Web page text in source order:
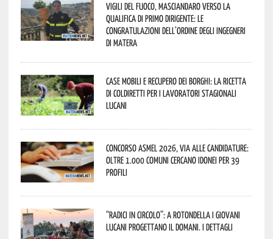
Vigili del Fuoco, Masciandaro verso la
qualifica di Primo Dirigente: le
congratulazioni dell’Ordine degli Ingegneri
di Matera
Case mobili e recupero dei borghi: la ricetta
di Coldiretti per i lavoratori stagionali
lucani
Concorso Asmel 2026, via alle candidature:
oltre 1.000 Comuni cercano idonei per 39
profili
“Radici in Circolo”: a Rotondella i giovani
lucani progettano il domani. I dettagli